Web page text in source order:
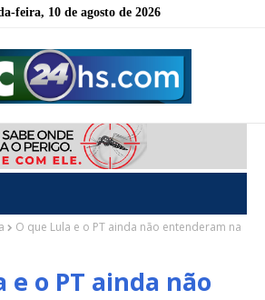
feira, 10 de agosto de 2026
O que Lula e o PT ainda não entenderam na
e o PT ainda não